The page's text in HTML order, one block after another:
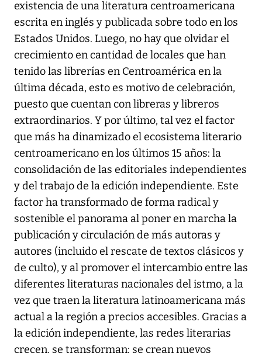
existencia de una literatura centroamericana
escrita en inglés y publicada sobre todo en los
Estados Unidos. Luego, no hay que olvidar el
crecimiento en cantidad de locales que han
tenido las librerías en Centroamérica en la
última década, esto es motivo de celebración,
puesto que cuentan con libreras y libreros
extraordinarios. Y por último, tal vez el factor
que más ha dinamizado el ecosistema literario
centroamericano en los últimos 15 años: la
consolidación de las editoriales independientes
y del trabajo de la edición independiente. Este
factor ha transformado de forma radical y
sostenible el panorama al poner en marcha la
publicación y circulación de más autoras y
autores (incluido el rescate de textos clásicos y
de culto), y al promover el intercambio entre las
diferentes literaturas nacionales del istmo, a la
vez que traen la literatura latinoamericana más
actual a la región a precios accesibles. Gracias a
la edición independiente, las redes literarias
crecen, se transforman; se crean nuevos